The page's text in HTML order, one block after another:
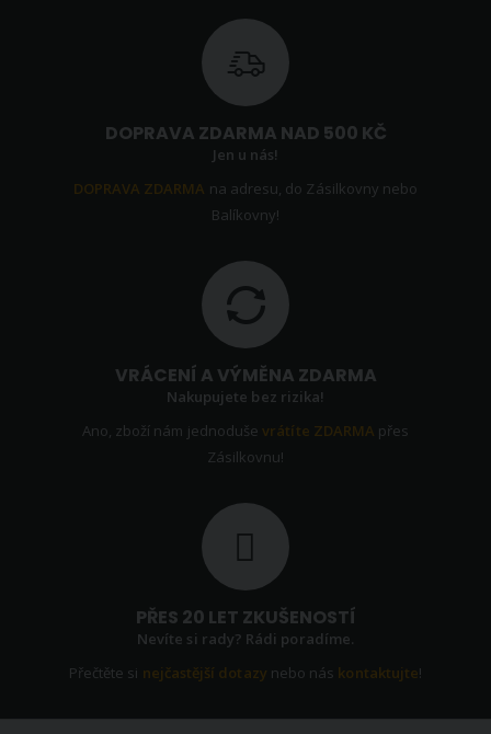
DOPRAVA ZDARMA NAD 500 KČ
Jen u nás!
DOPRAVA ZDARMA na adresu, do Zásilkovny nebo
Balíkovny!
VRÁCENÍ A VÝMĚNA ZDARMA
Nakupujete bez rizika!
Ano, zboží nám jednoduševrátíte ZDARMA přes
Zásilkovnu!
PŘES 20 LET ZKUŠENOSTÍ
Nevíte si rady? Rádi poradíme.
Přečtěte si nejčastější dotazy nebo nás kontaktujte!